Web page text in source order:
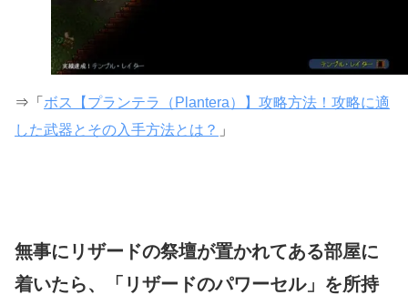
⇒「 ボス【プランテラ（Plantera）】攻略方法！攻略に適
した武器とその入手方法とは？ 」
無事にリザードの祭壇が置かれてある部屋に
着いたら、「リザードのパワーセル」を所持